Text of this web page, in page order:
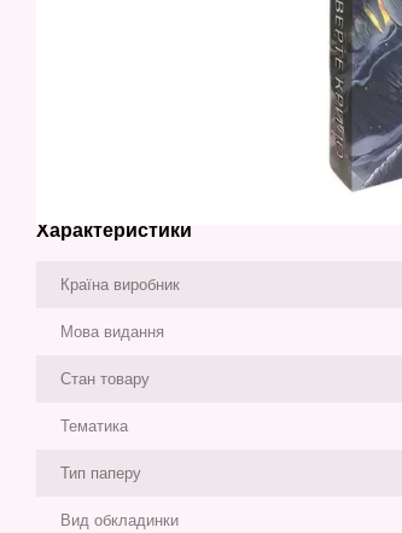
Характеристики
Країна виробник
Мова видання
Стан товару
Тематика
Тип паперу
Вид обкладинки